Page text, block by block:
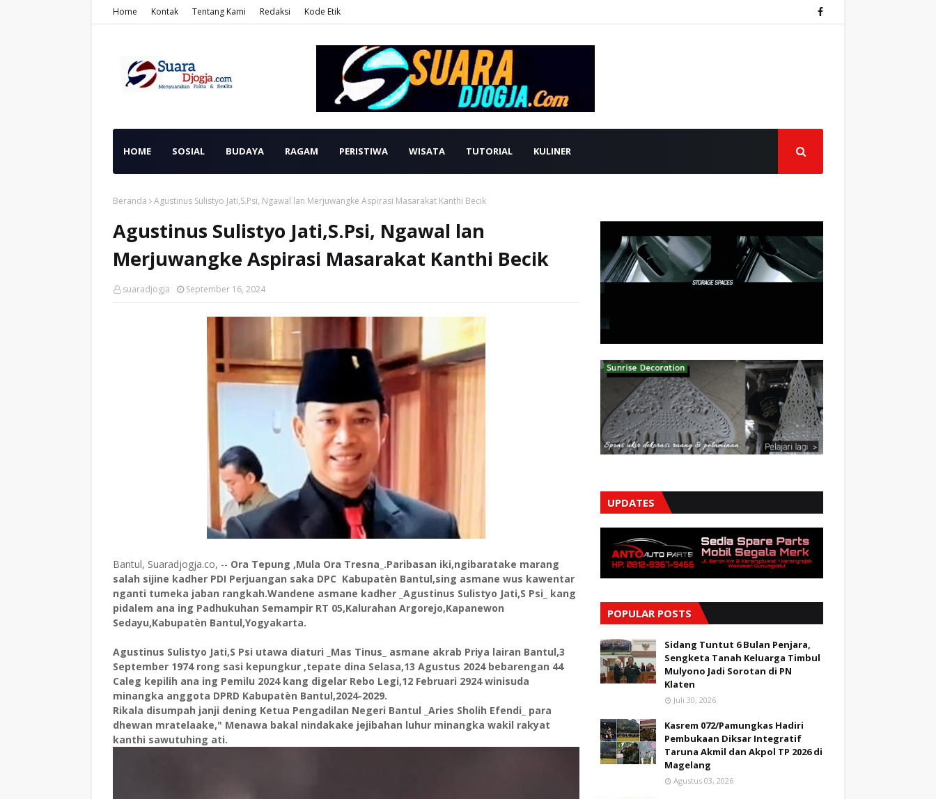
Home Kontak Tentang Kami Redaksi Kode Etik
HOME SOSIAL BUDAYA RAGAM PERISTIWA WISATA TUTORIAL KULINER
Beranda Agustinus Sulistyo Jati,S.Psi, Ngawal lan Merjuwangke Aspirasi Masarakat Kanthi Becik
Agustinus Sulistyo Jati,S.Psi, Ngawal lan
Merjuwangke Aspirasi Masarakat Kanthi Becik
suaradjogja September 16, 2024
Bantul, Suaradjogja.co, -- Ora Tepung ,Mula Ora Tresna_.Paribasan iki,ngibaratake marang
salah sijine kadher PDI Perjuangan saka DPC Kabupatèn Bantul,sing asmane wus kawentar
nganti tumeka jaban rangkah.Wandene asmane kadher _Agustinus Sulistyo Jati,S Psi_ kang
pidalem ana ing Padhukuhan Semampir RT 05,Kalurahan Argorejo,Kapanewon
Sedayu,Kabupatèn Bantul,Yogyakarta.
Agustinus Sulistyo Jati,S Psi utawa diaturi _Mas Tinus_ asmane akrab Priya lairan Bantul,3
September 1974 rong sasi kepungkur ,tepate dina Selasa,13 Agustus 2024 bebarengan 44
Caleg kepilih ana ing Pemilu 2024 kang digelar Rebo Legi,12 Februari 2924 winisuda
minangka anggota DPRD Kabupatèn Bantul,2024-2029.
Rikala disumpah janji dening Ketua Pengadilan Negeri Bantul _Aries Sholih Efendi_ para
dhewan mratelaake," Menawa bakal nindakake jejibahan luhur minangka wakil rakyat
kanthi sawutuhing ati.
UPDATES
POPULAR POSTS
Sidang Tuntut 6 Bulan Penjara,
Sengketa Tanah Keluarga Timbul
Mulyono Jadi Sorotan di PN
Klaten
Juli 30, 2026
Kasrem 072/Pamungkas Hadiri
Pembukaan Diksar Integratif
Taruna Akmil dan Akpol TP 2026 di
Magelang
Agustus 03, 2026